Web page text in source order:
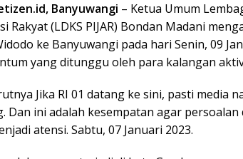
Banyuwangi – Ketua Umum
Rakyat (LDKS PIJAR) Bondan Madani
ke Banyuwangi pada hari Senin, 09
yang ditunggu oleh para kalangan
Jika RI 01 datang ke sini, pasti media
Dan ini adalah kesempatan agar
atensi. Sabtu, 07 Januari 2023.